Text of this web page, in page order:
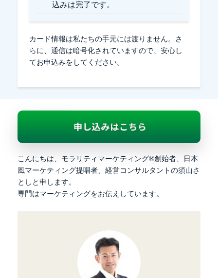
込みは完了です。
カード情報は私たちの手元には渡りません。さ
らに、通信は暗号化されていますので、安心し
てお申込みをしてください。
こんにちは、 モラリティマーケティング®︎創始者、日本
風マーケティング提唱者、経営コンサルタントの須山さ
としと申します。
専門はマーケティングをお伝えしています。